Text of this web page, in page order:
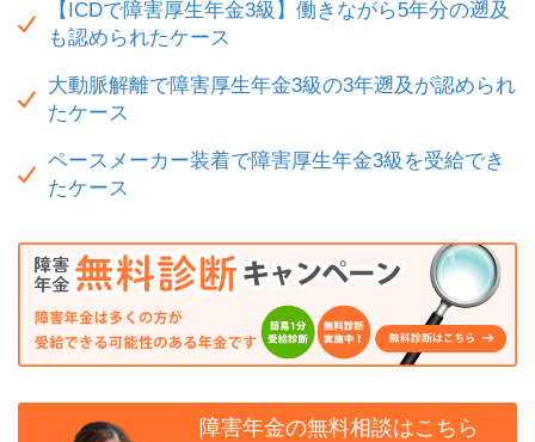
【ICDで障害厚生年金3級】働きながら5年分の遡及
も認められたケース
大動脈解離で障害厚生年金3級の3年遡及が認められ
たケース
ペースメーカー装着で障害厚生年金3級を受給でき
たケース
障害年金の無料相談はこちら